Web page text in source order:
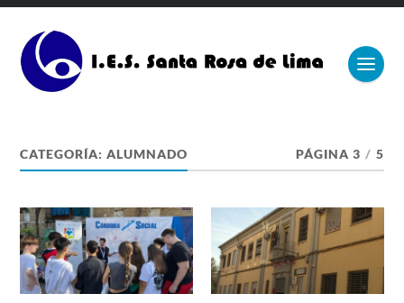
CATEGORÍA:ALUMNADO PÁGINA 3 / 5